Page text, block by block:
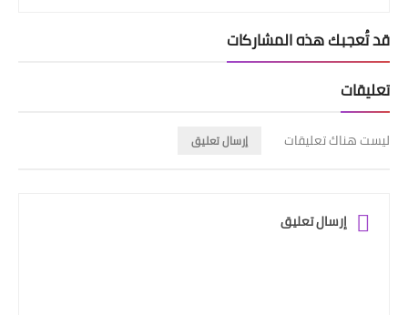
قد تُعجبك هذه المشاركات
تعليقات
ليست هناك تعليقات إرسال تعليق
إرسال تعليق